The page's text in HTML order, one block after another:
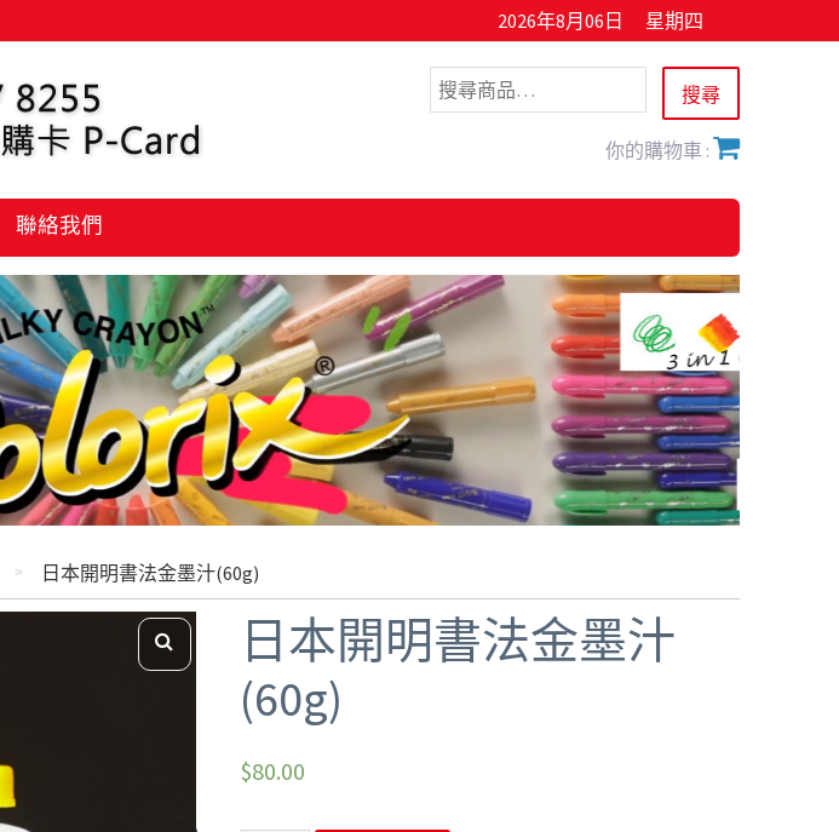
2026年8月06日 星期四
你的購物車 :
聯絡我們
日本開明書法金墨汁(60g)
日本開明書法金墨汁
(60g)
$80.00